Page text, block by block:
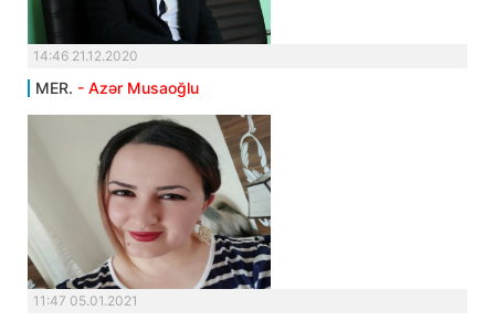
14:46 21.12.2020
MER. - Azər Musaoğlu
11:47 05.01.2021